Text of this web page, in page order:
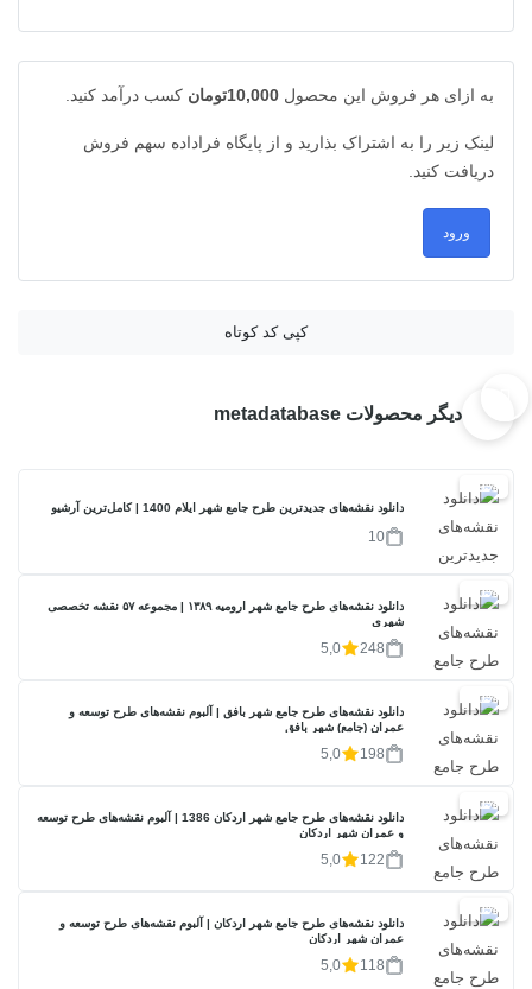
به ازای هر فروش این محصول 10,000تومان کسب درآمد کنید.
لینک زیر را به اشتراک بذارید و از پایگاه فراداده سهم فروش
دریافت کنید.
ورود
کپی کد کوتاه
دیگر محصولات metadatabase
29%
دانلود نقشه‌های جدیدترین طرح جامع شهر ایلام 1400 | کامل‌ترین آرشیو
10
20%
دانلود نقشه‌های طرح جامع شهر ارومیه ۱۳۸۹ | مجموعه ۵۷ نقشه تخصصی
شهری
248
5,0
20%
دانلود نقشه‌های طرح جامع شهر بافق | آلبوم نقشه‌های طرح توسعه و
عمران (جامع) شهر بافق
198
5,0
20%
دانلود نقشه‌های طرح جامع شهر اردکان 1386 | آلبوم نقشه‌های طرح توسعه
و عمران شهر اردکان
122
5,0
20%
دانلود نقشه‌های طرح جامع شهر اردکان | آلبوم نقشه‌های طرح توسعه و
عمران شهر اردکان
118
5,0